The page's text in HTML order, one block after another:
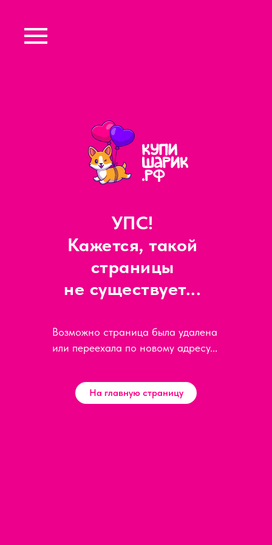
УПС!
Кажется, такой
страницы
не существует...
Возможно страница была удалена
или переехала по новому адресу...
На главную страницу